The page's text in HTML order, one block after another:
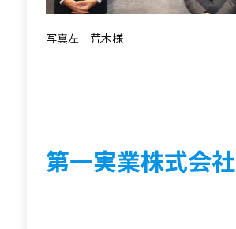
写真左 荒木様
第一実業株式会社